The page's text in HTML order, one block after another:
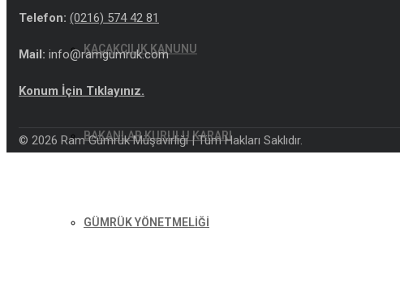
KAÇAKÇILIK KANUNU
BAKANLAR KURULU KARARI
GÜMRÜK YÖNETMELİĞİ
Telefon: (0216) 574 42 81
Mail: info@ramgumruk.com
Konum İçin Tıklayınız.
© 2026 Ram Gümrük Müşavirliği | Tüm Hakları Saklıdır.